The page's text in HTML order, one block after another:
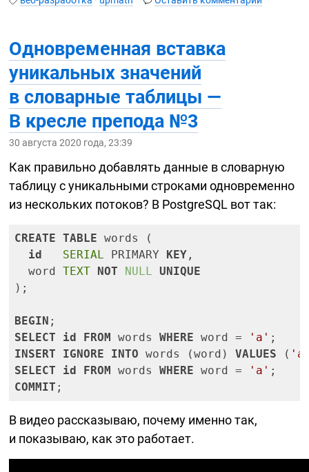
Одновременная вставка
уникальных значений
в словарные таблицы —
В кресле препода №3
30 августа 2020 года, 23:39
Как правильно добавлять данные в словарную
таблицу с уникальными строками одновременно
из нескольких потоков? В PostgreSQL вот так:
CREATE TABLE words (
id
SERIAL PRIMARY KEY ,
  word
TEXT NOT NULL
UNIQUE
);
BEGIN
SELECT
id FROM words WHERE word = 'a'
INSERT
IGNORE INTO words (word) VALUES (
SELECT
id FROM words WHERE word = 'a'
COMMIT ;
В видео рассказываю, почему именно так,
и показываю, как это работает.